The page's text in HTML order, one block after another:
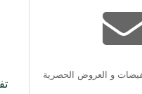
و العروض الحصرية